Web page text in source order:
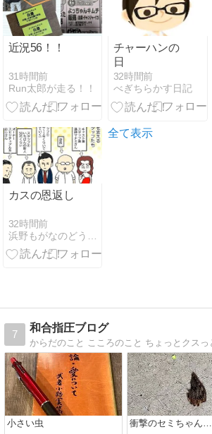
近況56！！
31時間前
Run太郎が走る！！
チャーハンの
日
32時間前
べぎちらかす日記
カスの恩返し
32時間前
全て表示
7
和合指圧ブログ
小さい虫 衝撃のセミちゃん…